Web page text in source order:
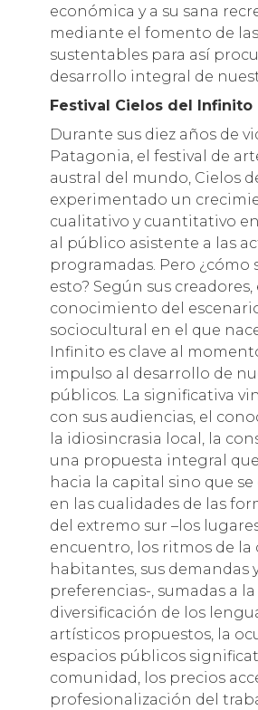
económica y a su sana
mediante el fomento de
sustentables para así
desarrollo integral de
Festival Cielos del Infinito
Durante sus diez años de
Patagonia, el festival de
austral del mundo, Cielos
experimentado un
cualitativo y cuantitativo
al público asistente a las
programadas. Pero ¿cómo
esto? Según sus creadores,
conocimiento del
sociocultural en el que
Infinito es clave al
impulso al desarrollo de
públicos. La significativa
con sus audiencias, el
la idiosincrasia local, la
una propuesta integral
hacia la capital sino que
en las cualidades de las
del extremo sur –los
encuentro, los ritmos de la
habitantes, sus demandas
preferencias-, sumadas a la
diversificación de los
artísticos propuestos, la
espacios públicos
comunidad, los precios
profesionalización del